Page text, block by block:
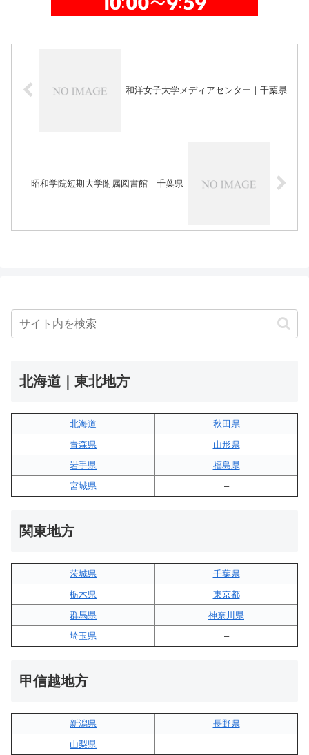
和洋女子大学メディアセンター｜千葉県
昭和学院短期大学附属図書館｜千葉県
北海道｜東北地方
北海道
秋田県
青森県
山形県
岩手県
福島県
宮城県
–
関東地方
茨城県
千葉県
栃木県
東京都
群馬県
神奈川県
埼玉県
–
甲信越地方
新潟県
長野県
山梨県
–